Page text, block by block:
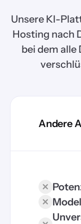
Unsere KI-
Hosting nach
bei dem
Andere